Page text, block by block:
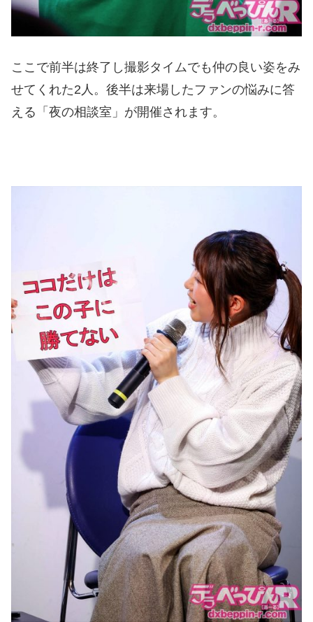
ここで前半は終了し撮影タイムでも仲の良い姿をみ
せてくれた2人。後半は来場したファンの悩みに答
える「夜の相談室」が開催されます。